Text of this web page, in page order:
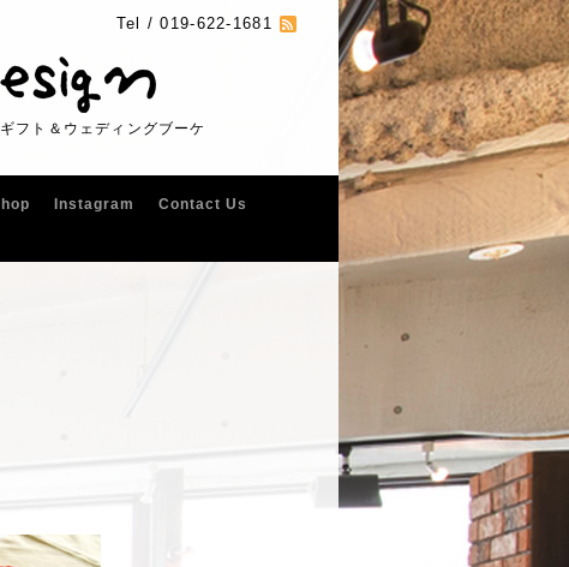
Tel /019-622-1681
フト＆ウェディングブーケ
Instagram
Contact Us